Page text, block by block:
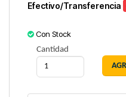
Efectivo/Transferencia
Con Stock
Cantidad